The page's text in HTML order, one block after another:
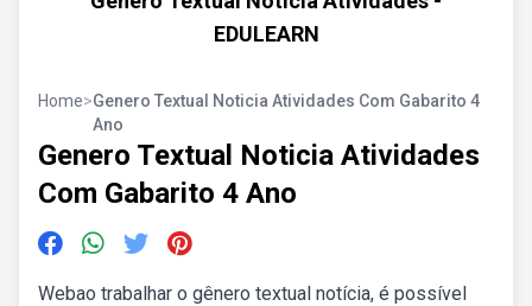
EDULEARN
Home>Genero Textual Noticia Atividades Com Gabarito 4
Ano
Genero Textual Noticia Atividades
Com Gabarito 4 Ano
Webao trabalhar o gênero textual notícia, é possível